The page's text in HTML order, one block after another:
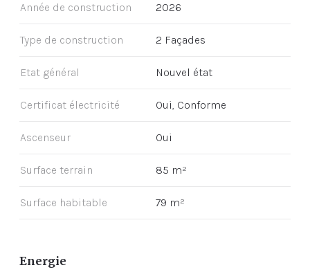
Année de construction 2026
Type de construction 2 Façades
Etat général Nouvel état
Certificat électricité Oui, Conforme
Ascenseur Oui
Surface terrain 85 m²
Surface habitable 79 m²
Energie